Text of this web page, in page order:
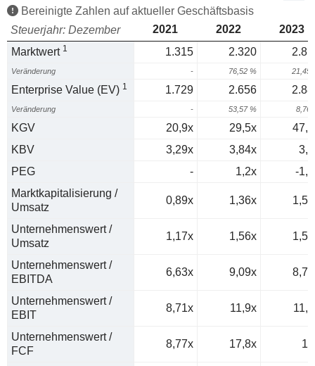
Bereinigte Zahlen auf aktueller Geschäftsbasis
Steuerjahr: Dezember
2021 2022
2023
Marktwert 1 1.315 2.320
Veränderung - 76,52 % 21,45
Enterprise Value (EV) 1 1.729 2.656
Veränderung - 53,57 % 8,76
KGV 20,9x 29,5x
KBV
3,29x 3,84x
PEG
- 1,2x
-
Marktkapitalisierung /
Umsatz
0,89x 1,36x
Unternehmenswert /
Umsatz
1,17x 1,56x
Unternehmenswert /
EBITDA
6,63x 9,09x
Unternehmenswert /
EBIT
8,71x 11,9x
Unternehmenswert /
FCF
8,77x 17,8x